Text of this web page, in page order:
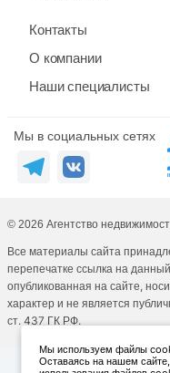
Контакты
О компании
Наши специалисты
Мы в социальных сетях
© 2026 Агентство
Все материалы сайта
перепечатке ссылка на
опубликованная на сайте,
характер и не является
ст. 437 ГК РФ.
Мы используем файлы
Оставаясь на нашем